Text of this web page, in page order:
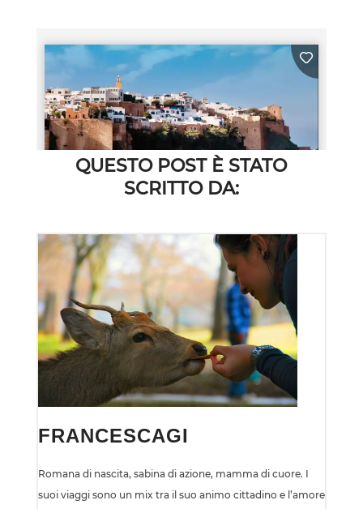
QUESTO POST È STATO
SCRITTO DA:
FRANCESCAGI
Romana di nascita, sabina di azione, mamma di cuore. I
suoi viaggi sono un mix tra il suo animo cittadino e l’amore